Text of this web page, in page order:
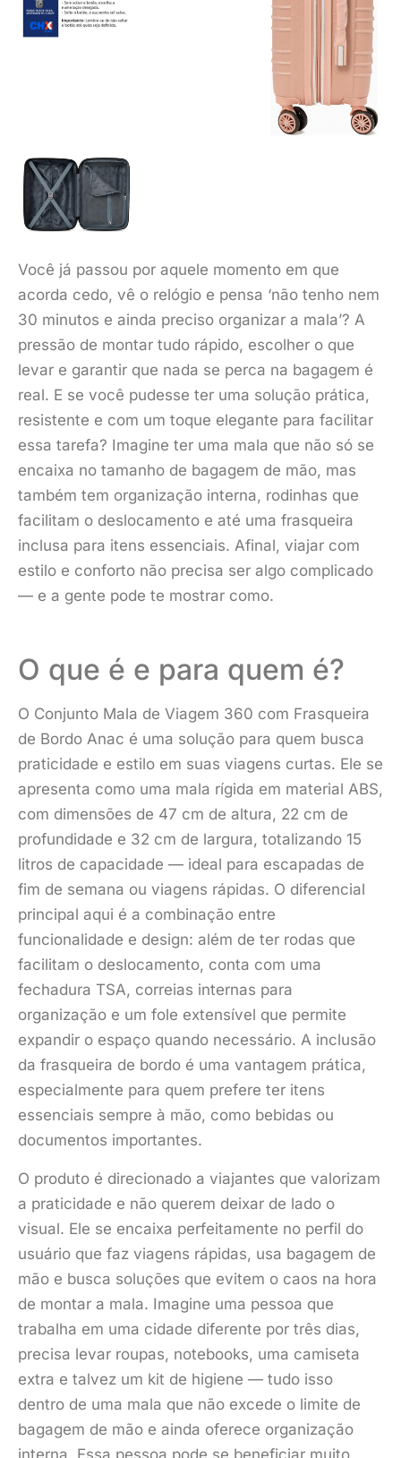
Você já passou por aquele momento em que
acorda cedo, vê o relógio e pensa ‘não tenho nem
30 minutos e ainda preciso organizar a mala’? A
pressão de montar tudo rápido, escolher o que
levar e garantir que nada se perca na bagagem é
real. E se você pudesse ter uma solução prática,
resistente e com um toque elegante para facilitar
essa tarefa? Imagine ter uma mala que não só se
encaixa no tamanho de bagagem de mão, mas
também tem organização interna, rodinhas que
facilitam o deslocamento e até uma frasqueira
inclusa para itens essenciais. Afinal, viajar com
estilo e conforto não precisa ser algo complicado
— e a gente pode te mostrar como.
O que é e para quem é?
O Conjunto Mala de Viagem 360 com Frasqueira
de Bordo Anac é uma solução para quem busca
praticidade e estilo em suas viagens curtas. Ele se
apresenta como uma mala rígida em material ABS,
com dimensões de 47 cm de altura, 22 cm de
profundidade e 32 cm de largura, totalizando 15
litros de capacidade — ideal para escapadas de
fim de semana ou viagens rápidas. O diferencial
principal aqui é a combinação entre
funcionalidade e design: além de ter rodas que
facilitam o deslocamento, conta com uma
fechadura TSA, correias internas para
organização e um fole extensível que permite
expandir o espaço quando necessário. A inclusão
da frasqueira de bordo é uma vantagem prática,
especialmente para quem prefere ter itens
essenciais sempre à mão, como bebidas ou
documentos importantes.
O produto é direcionado a viajantes que valorizam
a praticidade e não querem deixar de lado o
visual. Ele se encaixa perfeitamente no perfil do
usuário que faz viagens rápidas, usa bagagem de
mão e busca soluções que evitem o caos na hora
de montar a mala. Imagine uma pessoa que
trabalha em uma cidade diferente por três dias,
precisa levar roupas, notebooks, uma camiseta
extra e talvez um kit de higiene — tudo isso
dentro de uma mala que não excede o limite de
bagagem de mão e ainda oferece organização
interna. Essa pessoa pode se beneficiar muito